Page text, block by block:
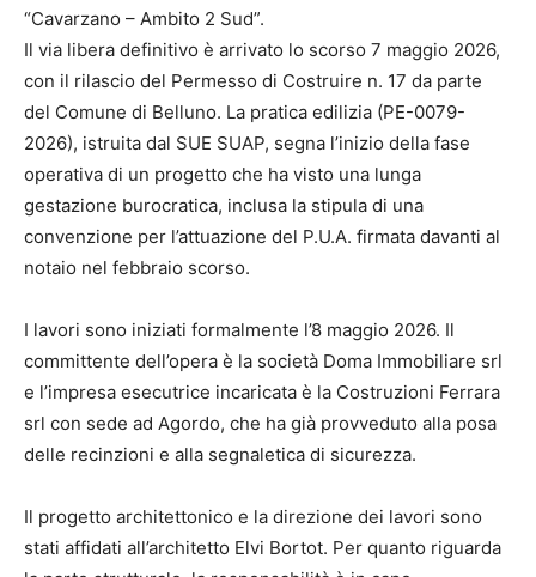
“Cavarzano – Ambito 2 Sud”.
Il via libera definitivo è arrivato lo scorso 7 maggio 2026,
con il rilascio del Permesso di Costruire n. 17 da parte
del Comune di Belluno. La pratica edilizia (PE-0079-
2026), istruita dal SUE SUAP, segna l’inizio della fase
operativa di un progetto che ha visto una lunga
gestazione burocratica, inclusa la stipula di una
convenzione per l’attuazione del P.U.A. firmata davanti al
notaio nel febbraio scorso.
I lavori sono iniziati formalmente l’8 maggio 2026. Il
committente dell’opera è la società Doma Immobiliare srl
e l’impresa esecutrice incaricata è la Costruzioni Ferrara
srl con sede ad Agordo, che ha già provveduto alla posa
delle recinzioni e alla segnaletica di sicurezza.
Il progetto architettonico e la direzione dei lavori sono
stati affidati all’architetto Elvi Bortot. Per quanto riguarda